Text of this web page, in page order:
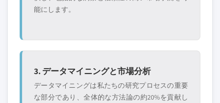
能にします。
3. データマイニングと市場分析
データマイニングは私たちの研究プロセスの重要
な部分であり、全体的な方法論の約20%を貢献し